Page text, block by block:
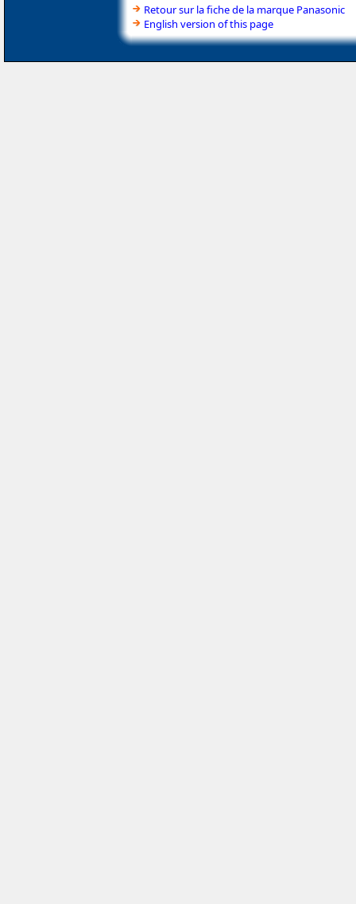
Retour sur la fiche de la marque Panasonic
English version of this page